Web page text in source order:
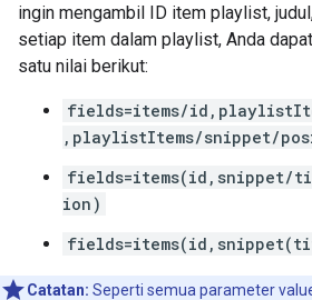
ingin mengambil ID item playlist,
setiap item dalam playlist, Anda
satu nilai berikut:
fields=items/
,playlistItems/snippet/
fields=items(id,snippet/
ion)
Catatan: Seperti semua parameter